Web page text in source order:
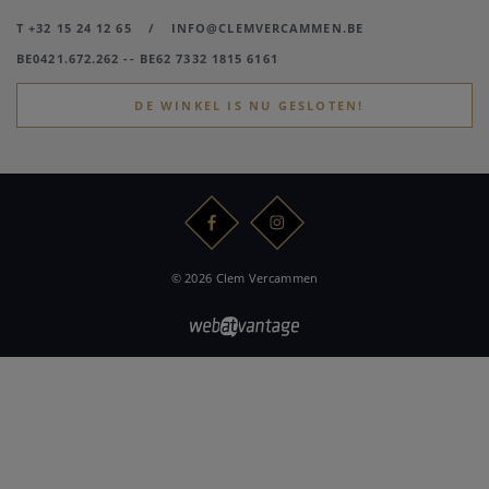
T +32 15 24 12 65 /
INFO@CLEMVERCAMMEN.BE
BE0421.672.262 -- BE62 7332 1815 6161
DE WINKEL IS NU GESLOTEN!
© 2026 Clem Vercammen